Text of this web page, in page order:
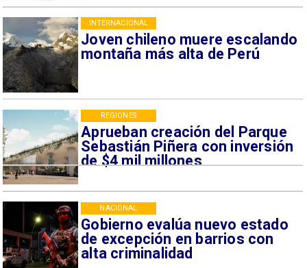
Joven chileno muere escalando
montaña más alta de Perú
INTERNACIONAL
Aprueban creación del Parque
Sebastián Piñera con inversión
de $4 mil millones
REGIONES
Gobierno evalúa nuevo estado
de excepción en barrios con
alta criminalidad
NACIONAL